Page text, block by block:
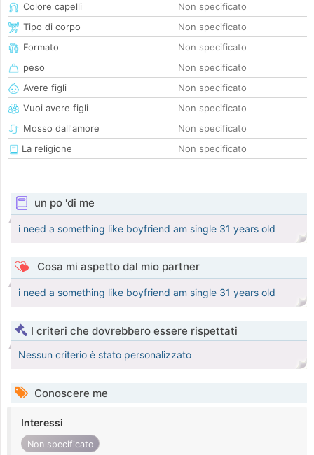
Colore capelli
Non specificato
Tipo di corpo
Non specificato
Formato
Non specificato
peso
Non specificato
Avere figli
Non specificato
Vuoi avere figli
Non specificato
Mosso dall'amore
Non specificato
La religione
Non specificato
un po 'di me
i need a something like boyfriend am single 31 years old
Cosa mi aspetto dal mio partner
i need a something like boyfriend am single 31 years old
I criteri che dovrebbero essere rispettati
Nessun criterio è stato personalizzato
Conoscere me
Interessi
Non specificato